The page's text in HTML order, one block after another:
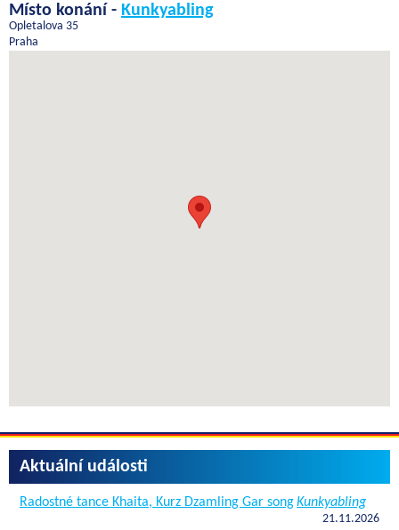
Místo konání - Kunkyabling
Opletalova 35
Praha
Aktuální události
Radostné tance Khaita, Kurz Dzamling Gar songKunkyabling
21.11.2026